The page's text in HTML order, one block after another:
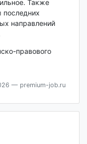
Также
последних
направлений
правового
— premium-job.ru